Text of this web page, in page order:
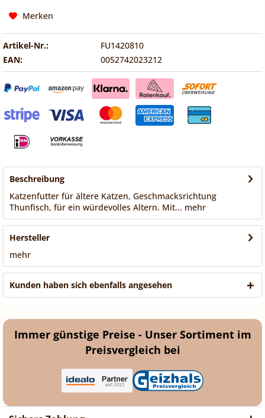
Merken
Artikel-Nr.:
FU1420810
EAN:
0052742023212
Beschreibung
Katzenfutter für ältere Katzen, Geschmacksrichtung
Thunfisch, für ein würdevolles Altern. Mit... mehr
Hersteller
mehr
Kunden haben sich ebenfalls angesehen
Immer günstige Preise - Unser Sortiment im
Preisvergleich bei